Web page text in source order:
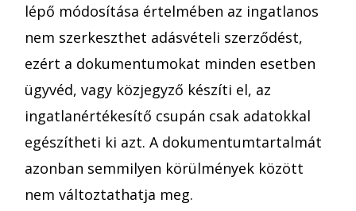
lépő módosítása értelmében az ingatlanos
nem szerkeszthet adásvételi szerződést,
ezért a dokumentumokat minden esetben
ügyvéd, vagy közjegyző készíti el, az
ingatlanértékesítő csupán csak adatokkal
egészítheti ki azt. A dokumentumtartalmát
azonban semmilyen körülmények között
nem változtathatja meg.